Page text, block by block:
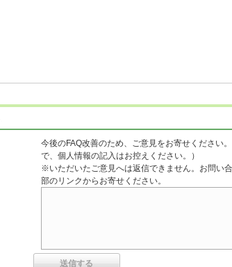
今後のFAQ改善のため、ご意見をお寄せください
で、個人情報の記入はお控えください。）
※いただいたご意見へは返信できません。お問い
部のリンクからお寄せください。